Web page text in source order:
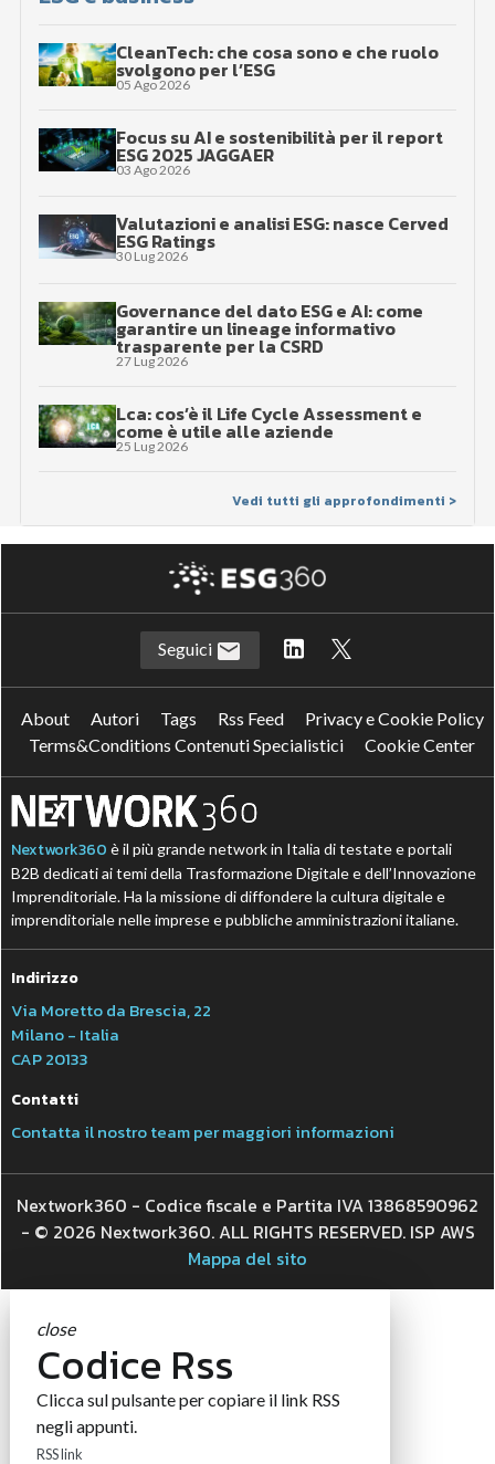
CleanTech: che cosa sono e che ruolo
svolgono per l’ESG
05 Ago 2026
Focus su AI e sostenibilità per il report
ESG 2025 JAGGAER
03 Ago 2026
Valutazioni e analisi ESG: nasce Cerved
ESG Ratings
30 Lug 2026
Governance del dato ESG e AI: come
garantire un lineage informativo
trasparente per la CSRD
27 Lug 2026
Lca: cos’è il Life Cycle Assessment e
come è utile alle aziende
25 Lug 2026
Vedi tutti gli approfondimenti >
Seguici
About Autori Tags Rss Feed
Privacy e Cookie Policy
Terms&Conditions Contenuti Specialistici
Cookie Center
Nextwork360 è il più grande network in Italia di testate e portali
B2B dedicati ai temi della Trasformazione Digitale e dell’Innovazione
Imprenditoriale. Ha la missione di diffondere la cultura digitale e
imprenditoriale nelle imprese e pubbliche amministrazioni italiane.
Indirizzo
Via Moretto da Brescia, 22
Milano - Italia
CAP 20133
Contatti
Contatta il nostro team per maggiori informazioni
Nextwork360 - Codice fiscale e Partita IVA 13868590962
- © 2026 Nextwork360. ALL RIGHTS RESERVED. ISP AWS
Mappa del sito
close
Codice Rss
Clicca sul pulsante per copiare il link RSS
negli appunti.
RSS link